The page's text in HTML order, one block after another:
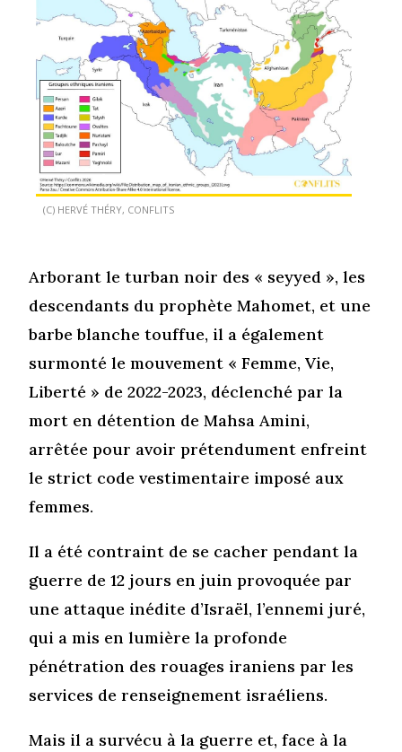
(C) HERVÉ THÉRY, CONFLITS
Arborant le turban noir des « seyyed », les
descendants du prophète Mahomet, et une
barbe blanche touffue, il a également
surmonté le mouvement « Femme, Vie,
Liberté » de 2022-2023, déclenché par la
mort en détention de Mahsa Amini,
arrêtée pour avoir prétendument enfreint
le strict code vestimentaire imposé aux
femmes.
Il a été contraint de se cacher pendant la
guerre de 12 jours en juin provoquée par
une attaque inédite d’Israël, l’ennemi juré,
qui a mis en lumière la profonde
pénétration des rouages iraniens par les
services de renseignement israéliens.
Mais il a survécu à la guerre et, face à la